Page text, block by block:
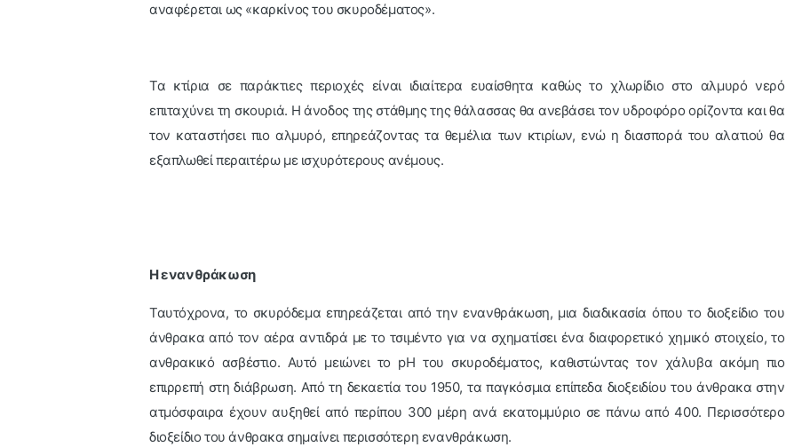
αναφέρεται ως «καρκίνος του σκυροδέματος».
Τα κτίρια σε παράκτιες περιοχές είναι ιδιαίτερα ευαίσθητα καθώς το χλωρίδιο στο αλμυρό νερό
επιταχύνει τη σκουριά. Η άνοδος της στάθμης της θάλασσας θα ανεβάσει τον υδροφόρο ορίζοντα και θα
τον καταστήσει πιο αλμυρό, επηρεάζοντας τα θεμέλια των κτιρίων, ενώ η διασπορά του αλατιού θα
εξαπλωθεί περαιτέρω με ισχυρότερους ανέμους.
Η ενανθράκωση
Ταυτόχρονα, το σκυρόδεμα επηρεάζεται από την ενανθράκωση, μια διαδικασία όπου το διοξείδιο του
άνθρακα από τον αέρα αντιδρά με το τσιμέντο για να σχηματίσει ένα διαφορετικό χημικό στοιχείο, το
ανθρακικό ασβέστιο. Αυτό μειώνει το pH του σκυροδέματος, καθιστώντας τον χάλυβα ακόμη πιο
επιρρεπή στη διάβρωση. Από τη δεκαετία του 1950, τα παγκόσμια επίπεδα διοξειδίου του άνθρακα στην
ατμόσφαιρα έχουν αυξηθεί από περίπου 300 μέρη ανά εκατομμύριο σε πάνω από 400. Περισσότερο
διοξείδιο του άνθρακα σημαίνει περισσότερη ενανθράκωση.